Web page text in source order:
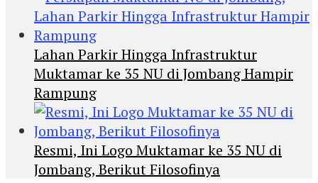
Lahan Parkir Hingga Infrastruktur
Muktamar ke 35 NU di Jombang Hampir
Rampung
Resmi, Ini Logo Muktamar ke 35 NU di
Jombang, Berikut Filosofinya